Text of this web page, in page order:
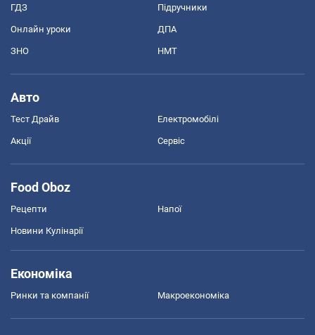
ГДЗ Підручники
Онлайн уроки ДПА
ЗНО НМТ
Авто
Тест Драйв Електромобілі
Акції Сервіс
Food Oboz
Рецепти Напої
Новини Кулінарії
Економіка
Ринки та компанії Макроекономіка